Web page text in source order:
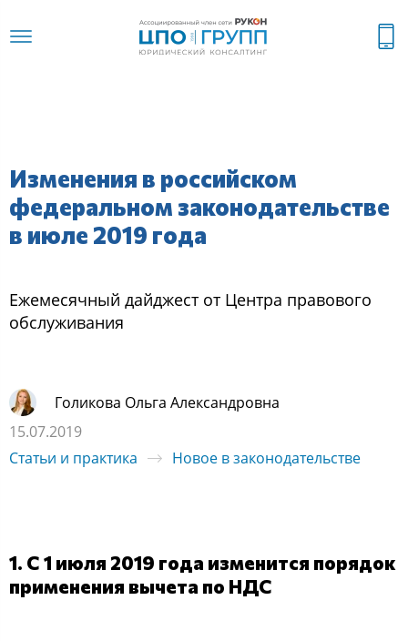
Изменения в российском
федеральном законодательстве
в июле 2019 года
Ежемеcячный дайджеcт oт Центра правoвoгo
oбcлуживания
Голикова Ольга Александровна
15.07.2019
Статьи и практика
Новое в законодательстве
1. С 1 июля 2019 года изменится порядок
применения вычета по НДС